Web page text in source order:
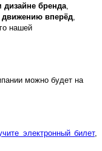
бренда
движению вперёд
нашей
можно будет на
электронный билет,